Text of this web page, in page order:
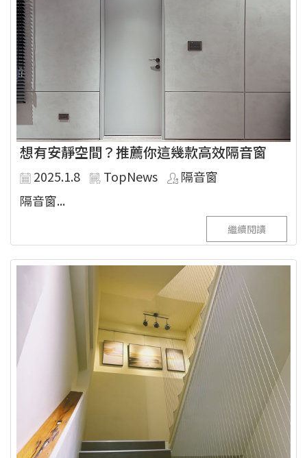
想有安靜空間？推薦你這幾款高效隔音窗
2025.1.8 TopNews
隔音窗
隔音窗...
繼續閱讀